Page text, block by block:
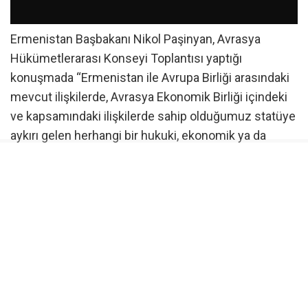
Ermenistan Başbakanı Nikol Paşinyan, Avrasya
Hükümetlerarası Konseyi Toplantısı yaptığı
konuşmada “Ermenistan ile Avrupa Birliği arasındaki
mevcut ilişkilerde, Avrasya Ekonomik Birliği içindeki
ve kapsamındaki ilişkilerde sahip olduğumuz statüye
aykırı gelen herhangi bir hukuki, ekonomik ya da